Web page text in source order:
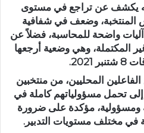
يكشف عن تراجع في مستوى
المنتخبة، وضعف في شفافية
واضحة للمحاسبة، فضلاً عن
المكتملة، وهي وضعية أرجعها
المحليين، من منتخبين
إلى تحمل مسؤولياتهم كاملة في
ومسؤولية، مؤكدة على ضرورة
في مختلف مستويات التدبير.